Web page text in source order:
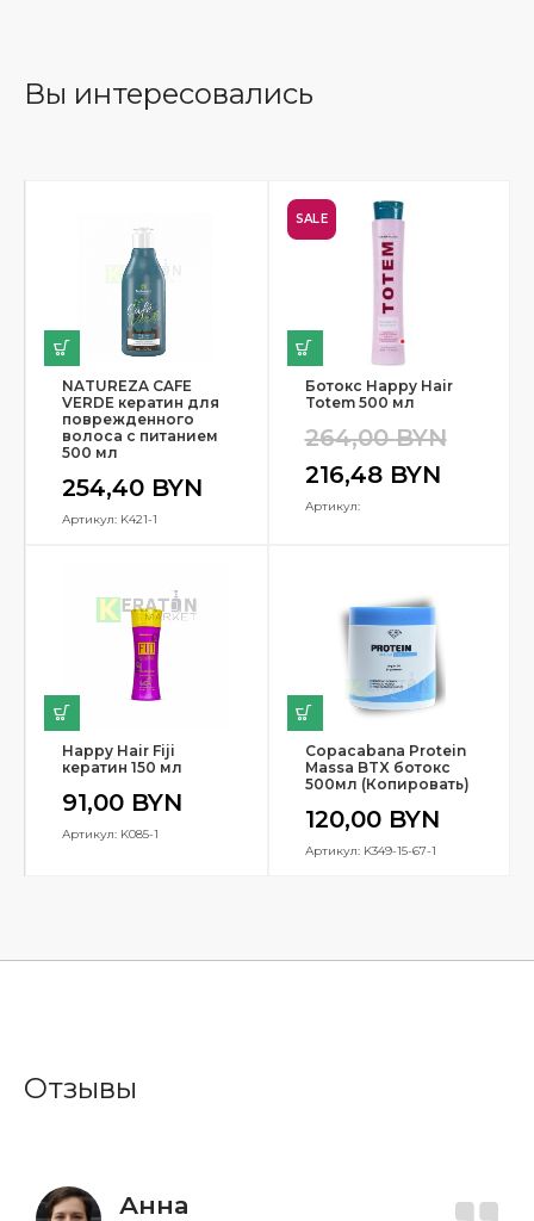
Вы интересовались
NATUREZA CAFE
VERDE кератин для
поврежденного
волоса с питанием
500 мл
254,40 BYN
Артикул: K421-1
SALE
Ботокс Happy Hair
Totem 500 мл
264,00BYN
216,48 BYN
Артикул:
Happy Hair Fiji
кератин 150 мл
91,00 BYN
Артикул: K085-1
Copacabana Protein
Massa BTX ботокс
500мл (Копировать)
120,00 BYN
Артикул: K349-15-67-1
Отзывы
Анна